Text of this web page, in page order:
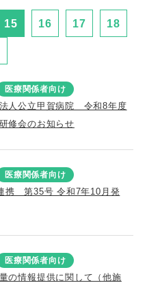
15 16 17 18
医療関係者向け
人公立甲賀病院 令和8年度
修会のお知らせ
医療関係者向け
携 第35号 令和7年10月発
医療関係者向け
の情報提供に関して（他施